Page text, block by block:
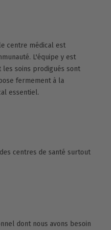
centre médical est
L'équipe y est
soins prodigués sont
fermement à la
essentiel.
centres de santé surtout
dont nous avons besoin